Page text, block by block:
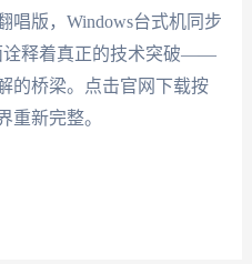
唱版，Windows台式机同步
诠释着真正的技术突破——
的桥梁。点击官网下载按
重新完整。